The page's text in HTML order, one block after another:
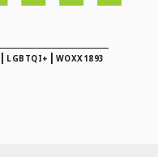
| LGBTQI+ | WOXX1893